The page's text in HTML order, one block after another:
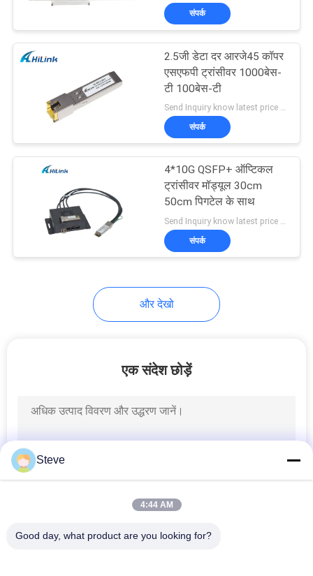
XFP ट्रांसीवर
QSFP + ट्रांसीवर
प्रत्यक्ष संलग्न कॉपर
सक्रिय ऑप्टिकल केबल
102
संपर्क
2.5जी डेटा दर आरजे45 कॉपर
एसएफपी ट्रांसीवर 1000बेस-
टी 100बेस-टी
Send Inquiry know latest price MOQ:1 पीस
संपर्क
4*10G QSFP+ ऑप्टिकल
ट्रांसीवर मॉड्यूल 30cm
50cm पिगटेल के साथ
Send Inquiry know latest price MOQ:1 पीस
संपर्क
और देखो
एक संदेश छोड़ें
Steve
4:44 AM
Good day, what product are you looking for?